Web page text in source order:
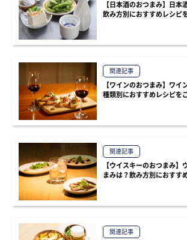
【日本酒のおつまみ】日本
飲み方別におすすめレシピ
関連記事
【ワインのおつまみ】ワイ
種類別におすすめレシピを
関連記事
【ウイスキーのおつまみ】
まみは？飲み方別におすす
関連記事